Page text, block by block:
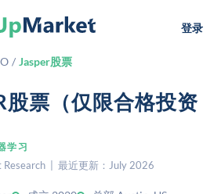
登录
/ Jasper股票
股票（仅限合格投资
学习
Research | 最近更新：July 2026